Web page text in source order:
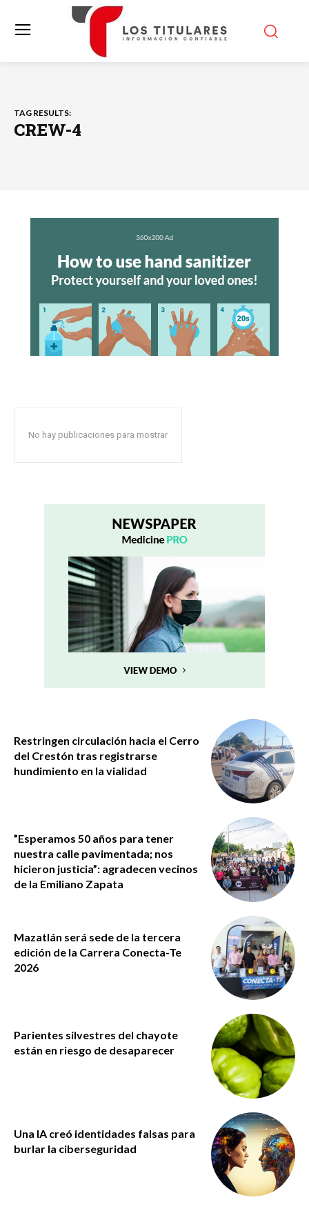
TAG RESULTS:
CREW-4
No hay publicaciones para mostrar
Restringen circulación hacia el Cerro
del Crestón tras registrarse
hundimiento en la vialidad
”Esperamos 50 años para tener
nuestra calle pavimentada; nos
hicieron justicia”: agradecen vecinos
de la Emiliano Zapata
Mazatlán será sede de la tercera
edición de la Carrera Conecta-Te
2026
Parientes silvestres del chayote
están en riesgo de desaparecer
Una IA creó identidades falsas para
burlar la ciberseguridad